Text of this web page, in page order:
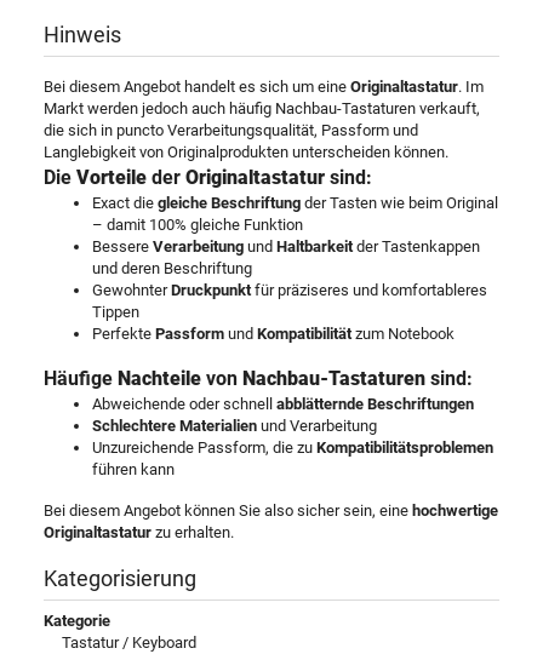
Hinweis
Bei diesem Angebot handelt es sich um eine Originaltastatur. Im
Markt werden jedoch auch häufig Nachbau-Tastaturen verkauft,
die sich in puncto Verarbeitungsqualität, Passform und
Langlebigkeit von Originalprodukten unterscheiden können.
Die Vorteile der Originaltastatur sind:
Exact die gleiche Beschriftung der Tasten wie beim Original
– damit 100% gleiche Funktion
Bessere Verarbeitung und Haltbarkeitder Tastenkappen
und deren Beschriftung
GewohnterDruckpunktfür präziseres und komfortableres
Tippen
Perfekte Passform und Kompatibilitätzum Notebook
Häufige Nachteile von Nachbau-Tastaturen sind:
Abweichende oder schnell abblätternde Beschriftungen
Schlechtere Materialien und Verarbeitung
Unzureichende Passform, die zu Kompatibilitätsproblemen
führen kann
Bei diesem Angebot können Sie also sicher sein, eine hochwertige
Originaltastatur zu erhalten.
Kategorisierung
Kategorie
Tastatur / Keyboard